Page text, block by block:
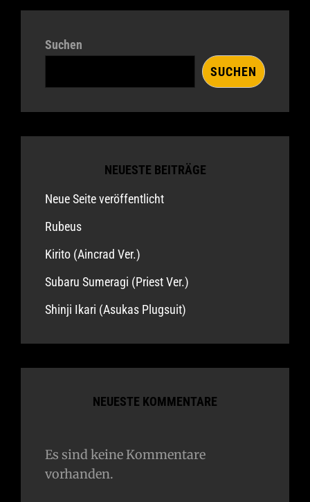
Suchen
SUCHEN
NEUESTE BEITRÄGE
Neue Seite veröffentlicht
Rubeus
Kirito (Aincrad Ver.)
Subaru Sumeragi (Priest Ver.)
Shinji Ikari (Asukas Plugsuit)
NEUESTE KOMMENTARE
Es sind keine Kommentare
vorhanden.